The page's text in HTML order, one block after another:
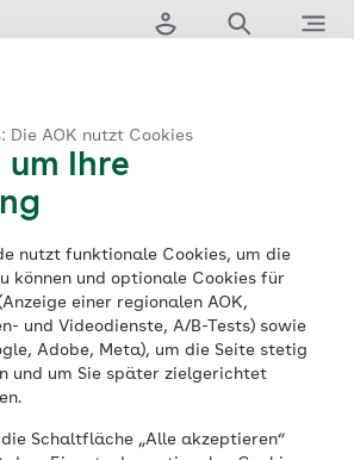
Die AOK nutzt Cookies
Ihre
nutzt funktionale Cookies, um die
können und optionale Cookies für
einer regionalen AOK,
und Videodienste, A/B-Tests) sowie
Adobe, Meta), um die Seite stetig
und um Sie später zielgerichtet
Schaltfläche „Alle akzeptieren“
0800 1
265 265
bei medizinischen
und Experten von AOK-